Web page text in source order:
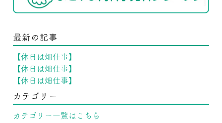
最新の記事
【休日は畑仕事】
【休日は畑仕事】
【休日は畑仕事】
カテゴリー
カテゴリー一覧はこちら